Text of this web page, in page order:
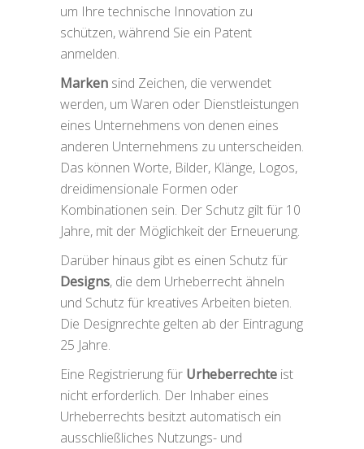
um Ihre technische Innovation zu
schützen, während Sie ein Patent
anmelden.
Marken sind Zeichen, die verwendet
werden, um Waren oder Dienstleistungen
eines Unternehmens von denen eines
anderen Unternehmens zu unterscheiden.
Das können Worte, Bilder, Klänge, Logos,
dreidimensionale Formen oder
Kombinationen sein. Der Schutz gilt für 10
Jahre, mit der Möglichkeit der Erneuerung.
Darüber hinaus gibt es einen Schutz für
Designs, die dem Urheberrecht ähneln
und Schutz für kreatives Arbeiten bieten.
Die Designrechte gelten ab der Eintragung
25 Jahre.
Eine Registrierung für Urheberrechte ist
nicht erforderlich. Der Inhaber eines
Urheberrechts besitzt automatisch ein
ausschließliches Nutzungs- und